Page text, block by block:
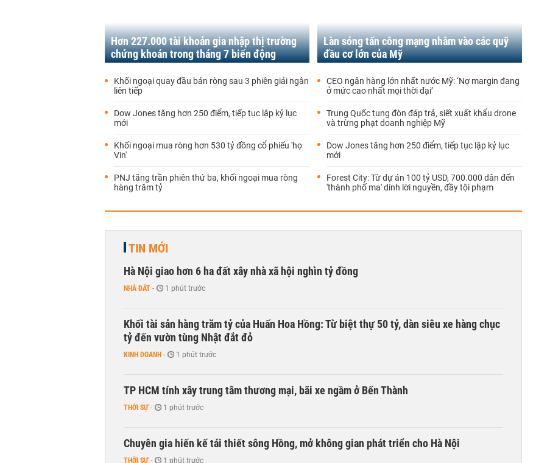
Hơn 227.000 tài khoản gia nhập thị trường
chứng khoán trong tháng 7 biến động
Khối ngoại quay đầu bán ròng sau 3 phiên giải ngân
liên tiếp
Dow Jones tăng hơn 250 điểm, tiếp tục lập kỷ lục
mới
Khối ngoại mua ròng hơn 530 tỷ đồng cổ phiếu 'họ
Vin'
PNJ tăng trần phiên thứ ba, khối ngoại mua ròng
hàng trăm tỷ
Làn sóng tấn công mạng nhằm vào các quỹ
đầu cơ lớn của Mỹ
CEO ngân hàng lớn nhất nước Mỹ: ‘Nợ margin đang
ở mức cao nhất mọi thời đại’
Trung Quốc tung đòn đáp trả, siết xuất khẩu drone
và trừng phạt doanh nghiệp Mỹ
Dow Jones tăng hơn 250 điểm, tiếp tục lập kỷ lục
mới
Forest City: Từ dự án 100 tỷ USD, 700.000 dân đến
'thành phố ma' dính lời nguyền, đầy tội phạm
TIN MỚI
Hà Nội giao hơn 6 ha đất xây nhà xã hội nghìn tỷ đồng
NHÀ ĐẤT - 1 phút trước
Khối tài sản hàng trăm tỷ của Huấn Hoa Hồng: Từ biệt thự 50 tỷ, dàn siêu xe hàng chục
tỷ đến vườn tùng Nhật đắt đỏ
KINH DOANH - 1 phút trước
TP HCM tính xây trung tâm thương mại, bãi xe ngầm ở Bến Thành
THỜI SỰ - 1 phút trước
Chuyên gia hiến kế tái thiết sông Hồng, mở không gian phát triển cho Hà Nội
THỜI SỰ - 1 phút trước